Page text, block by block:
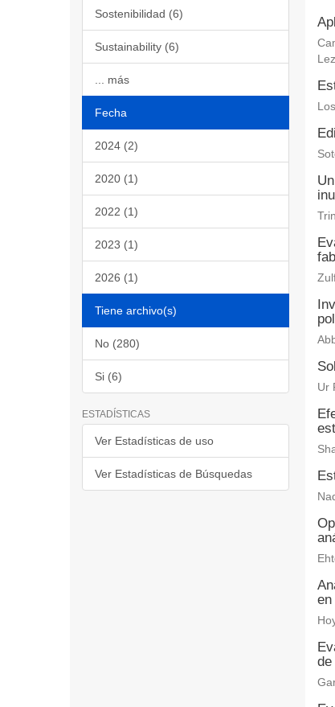
Sostenibilidad (6)
Sustainability (6)
... más
Fecha
2024 (2)
2020 (1)
2022 (1)
2023 (1)
2026 (1)
Tiene archivo(s)
No (280)
Si (6)
ESTADÍSTICAS
Ver Estadísticas de uso
Ver Estadísticas de Búsquedas
Ur
en
de